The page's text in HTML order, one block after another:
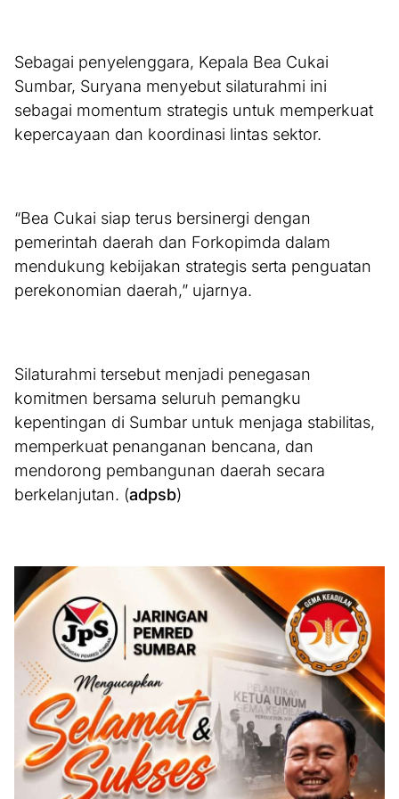
Sebagai penyelenggara, Kepala Bea Cukai
Sumbar, Suryana menyebut silaturahmi ini
sebagai momentum strategis untuk memperkuat
kepercayaan dan koordinasi lintas sektor.
“Bea Cukai siap terus bersinergi dengan
pemerintah daerah dan Forkopimda dalam
mendukung kebijakan strategis serta penguatan
perekonomian daerah,” ujarnya.
Silaturahmi tersebut menjadi penegasan
komitmen bersama seluruh pemangku
kepentingan di Sumbar untuk menjaga stabilitas,
memperkuat penanganan bencana, dan
mendorong pembangunan daerah secara
berkelanjutan. (adpsb)